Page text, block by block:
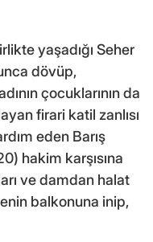
yaşadığı Seher
dövüp,
çocuklarının da
firari katil zanlısı
eden Barış
hakim karşısına
ve damdan halat
balkonuna inip,